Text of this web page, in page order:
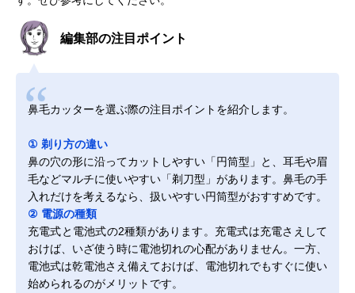
編集部の注目ポイント
鼻毛カッターを選ぶ際の注目ポイントを紹介します。
① 剃り方の違い
鼻の穴の形に沿ってカットしやすい「円筒型」と、耳毛や眉
毛などマルチに使いやすい「剃刀型」があります。鼻毛の手
入れだけを考えるなら、扱いやすい円筒型がおすすめです。
② 電源の種類
充電式と電池式の2種類があります。充電式は充電さえして
おけば、いざ使う時に電池切れの心配がありません。一方、
電池式は乾電池さえ備えておけば、電池切れでもすぐに使い
始められるのがメリットです。